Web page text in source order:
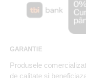
GARANTIE
Produsele
de calitate si